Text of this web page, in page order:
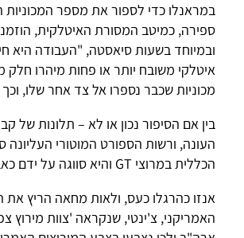
במראנלו כדי לספור את מספר המכוניות
ספירה, כמיטב המסורת האיטלקית,
ובמיוחד בשעות סיאסטה, "העבודה היא
איטלקי משובח יותר או פחות מיהרו
מכוניות שכבר נספרו אל צד אחר שלו,
הכללית במרוצי GT והיא סווגה על ידם כאב טיפוס.
אנזו כהרגלו כעס, ולאות מחאה הריץ את